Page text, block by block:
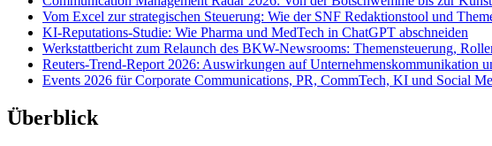
Vom Excel zur strategischen Steuerung: Wie der SNF Redaktionstool und
KI-Reputations-Studie: Wie Pharma und MedTech in ChatGPT abschneiden
Werkstattbericht zum Relaunch des BKW-Newsrooms: Themensteuerung,
Reuters-Trend-Report 2026: Auswirkungen auf Unternehmenskommunikation
Events 2026 für Corporate Communications, PR, CommTech, KI und Social
Überblick